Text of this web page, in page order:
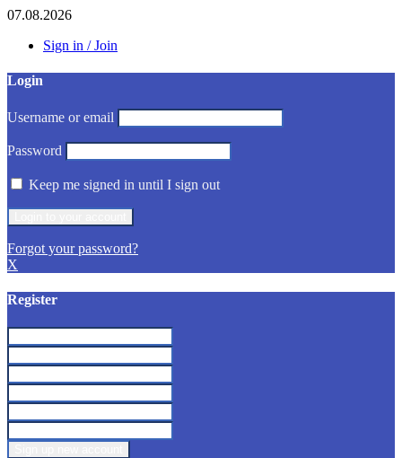
07.08.2026
Sign in / Join
Login
Username or email
Password
Keep me signed in until I sign out
Forgot your password?
X
Register